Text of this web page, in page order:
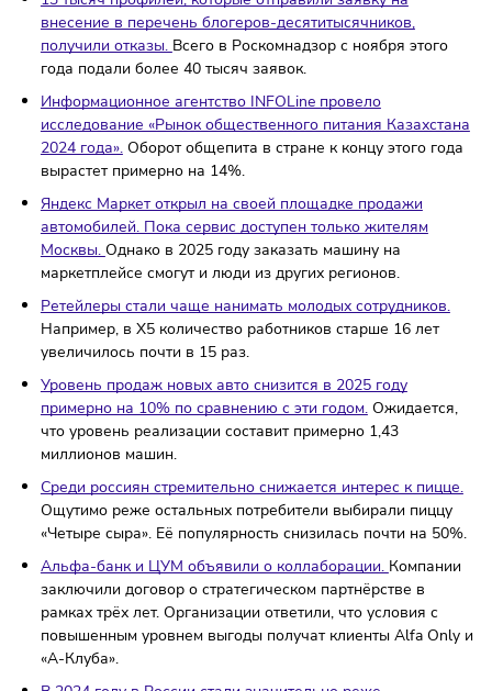
Около 60% отечественных компаний занимаются
благотворительностью. Чаще всего организации
занимаются социальной поддержкой уязвимых групп
населения.
13 тысяч профилей, которые отправили заявку на
внесение в перечень блогеров-десятитысячников,
получили отказы. Всего в Роскомнадзор с ноября
года подали более 40 тысяч заявок.
Информационное агентство INFOLine провело
исследование «Рынок общественного питания
2024 года».Оборот общепита в стране к концу этого
вырастет примерно на 14%.
автомобилей. Пока сервис доступен только жителям
Москвы.Однако в 2025 году заказать машину на
маркетплейсе смогут и люди из других регионов.
Ретейлеры стали чаще нанимать молодых
Например, в X5 количество работников старше 16 лет
увеличилось почти в 15 раз.
Уровень продаж новых авто снизится в 2025 году
примерно на 10% по сравнению с эти годом.
что уровень реализации составит примерно 1,43
миллионов машин.